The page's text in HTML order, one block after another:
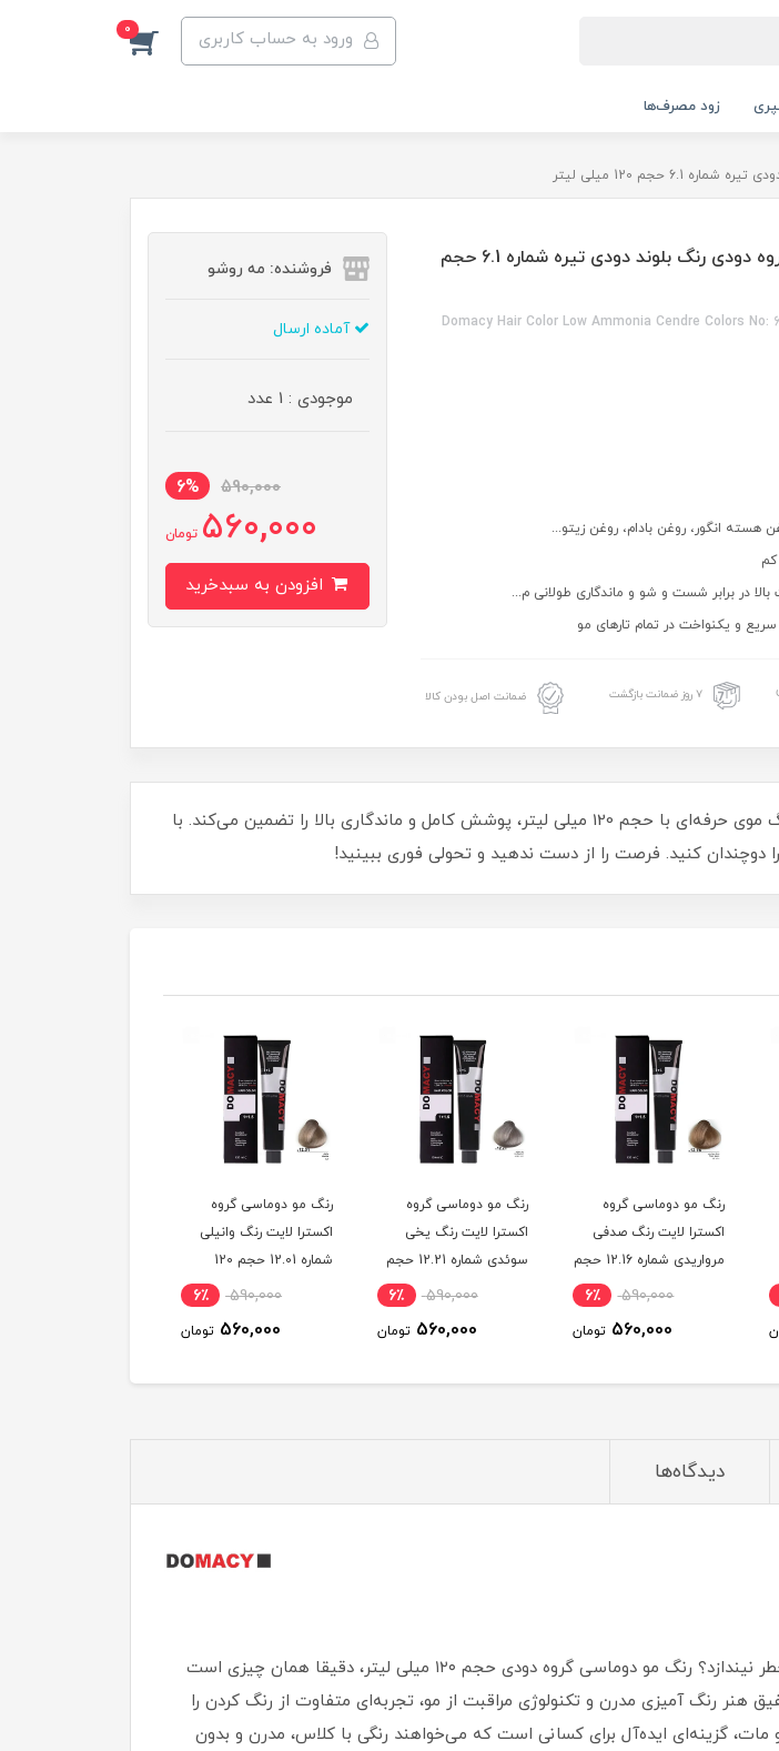
ورود به حساب کاربری 0
زود مصرف‌ها
حجم 120 میلی لیتر
رنگ مو دوماسی گروه دودی رنگ بلوند دودی تیره شماره 6.1 حجم
Domacy Hair Color Low Ammonia Cendre Colors No:
هسته انگور، روغن بادام، روغن زیتو...
کم
در برابر شست و شو و ماندگاری طولانی‌ م...
و یکنواخت در تمام تارهای مو
۷ روز ضمانت بازگشت ضمانت اصل بودن کالا
فروشنده: مه رو‌شو
آماده ارسال
موجودی : 1 عدد
590,000
6%
560,000 تومان
تغییر جذابیت خود را با رنگ مو دوماسی بلوند دودی تیره 6.1 تجربه کنید! این رنگ موی حرفه‌ای با حجم 120 میلی لیتر، پوشش کامل و ماندگاری بالا را تضمین می‌کند. با
کنید. فرصت را از دست ندهید و تحولی فوری ببینید!
رنگ مو دوماسی گروه
اکسترا لایت رنگ صدفی
مرواریدی شماره 12.16 حجم
590,000 6٪
560,000 تومان
رنگ مو دوماسی گروه
اکسترا لایت رنگ یخی
سوئدی شماره 12.21 حجم
590,000 6٪
560,000 تومان
رنگ مو دوماسی گروه
اکسترا لایت رنگ وانیلی
شماره 12.01 حجم 120
590,000 6٪
560,000 تومان
دیدگاه‌ها
آیا به دنبال تغییری هستید که هم خاص باشد و هم سلامت موهایتان را به خطر نیندازد؟ رنگ مو دوماسی گروه دودی حجم ۱۲۰ میلی لیتر، دقیقا همان چیزی است
هنر رنگ آمیزی مدرن و تکنولوژی مراقبت از مو، تجربه‌ای متفاوت از رنگ کردن را
گزینه‌ای ایده‌آل برای کسانی است که می‌خواهند رنگی با کلاس، مدرن و بدون